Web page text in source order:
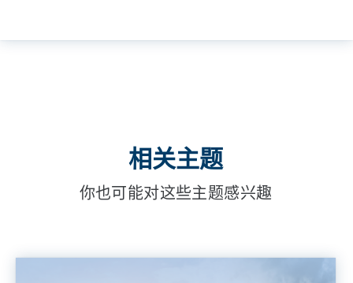
相关主题
你也可能对这些主题感兴趣